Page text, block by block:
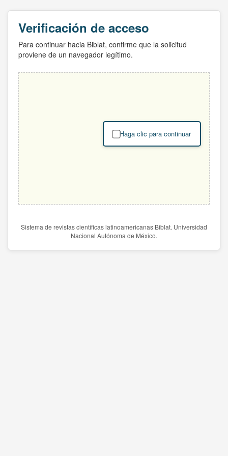
Verificación de acceso
Para continuar hacia Biblat, confirme que la solicitud
proviene de un navegador legítimo.
Haga clic para continuar
Sistema de revistas científicas latinoamericanas Biblat. Universidad
Nacional Autónoma de México.